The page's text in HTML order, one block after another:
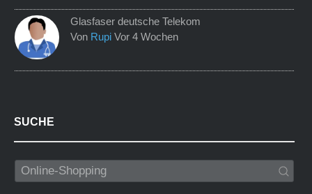
Glasfaser deutsche Telekom
Von Rupi Vor 4 Wochen
SUCHE